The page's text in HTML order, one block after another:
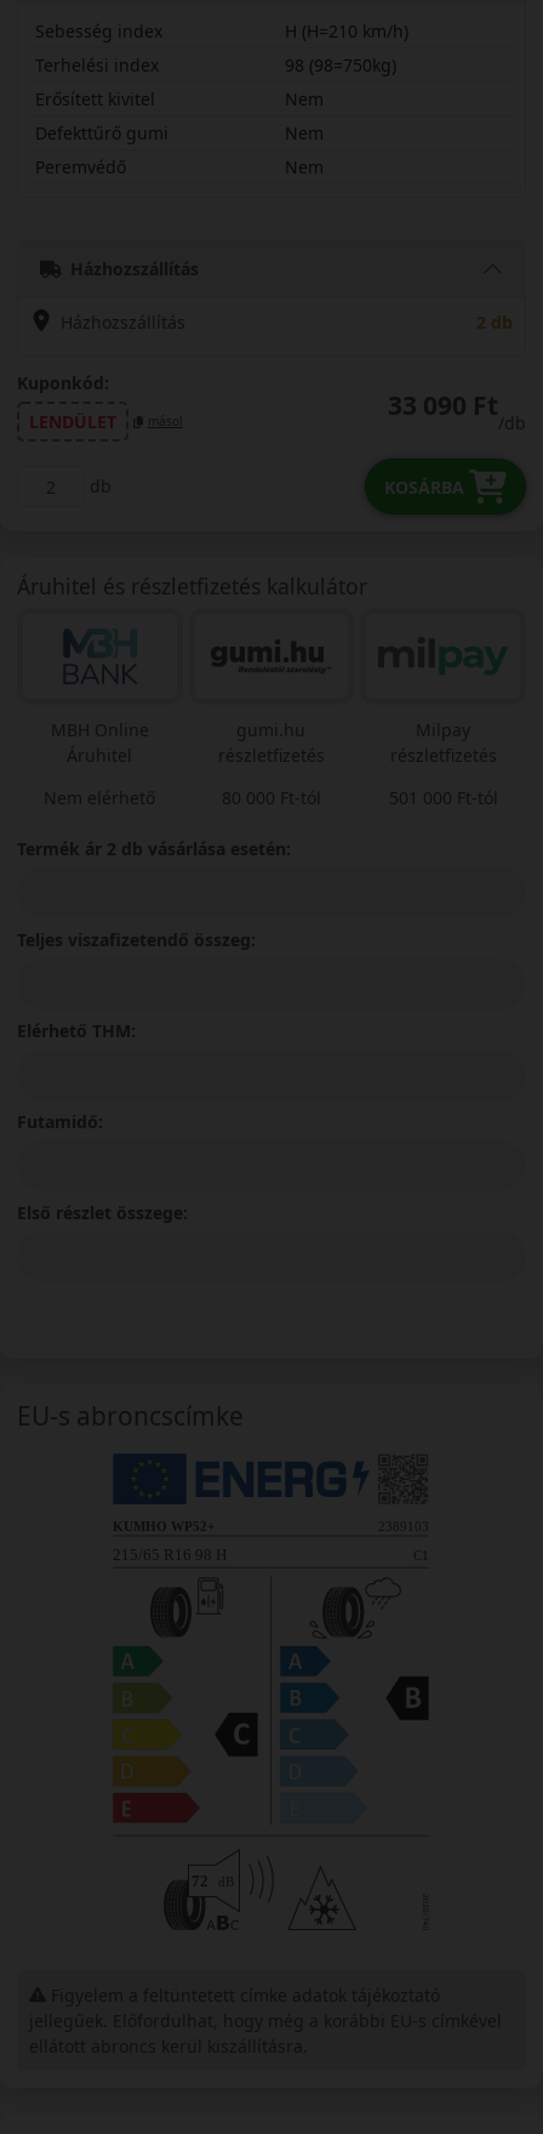
Sebesség index
H (H=210 km/h)
Terhelési index
98 (98=750kg)
Erősített kivitel
Nem
Defekttűrő gumi
Nem
Peremvédő
Nem
Házhozszállítás
Házhozszállítás 2 db
Kuponkód:
LENDÜLET
másol 33 090 Ft
/db
db KOSÁRBA
Áruhitel és részletfizetés kalkulátor
MBH Online
Áruhitel
Nem elérhető
gumi.hu
részletfizetés
80 000 Ft-tól
Milpay
részletfizetés
501 000 Ft-tól
Termék ár 2 db vásárlása esetén:
Teljes viszafizetendő összeg:
Elérhető THM:
Futamidő:
Első részlet összege:
EU-s abroncscímke